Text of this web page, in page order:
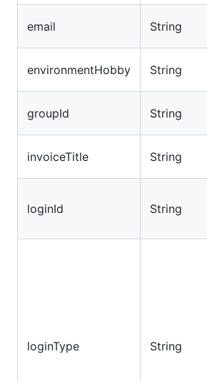
email String
environmentHobby String
groupId String
invoiceTitle String
loginId String
loginType String